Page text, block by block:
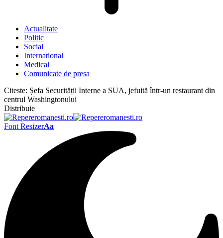
Actualitate
Politic
Social
International
Medical
Comunicate de presa
Citeste: Șefa Securității Interne a SUA, jefuită într-un restaurant din
centrul Washingtonului
Distribuie
Font ResizerAa